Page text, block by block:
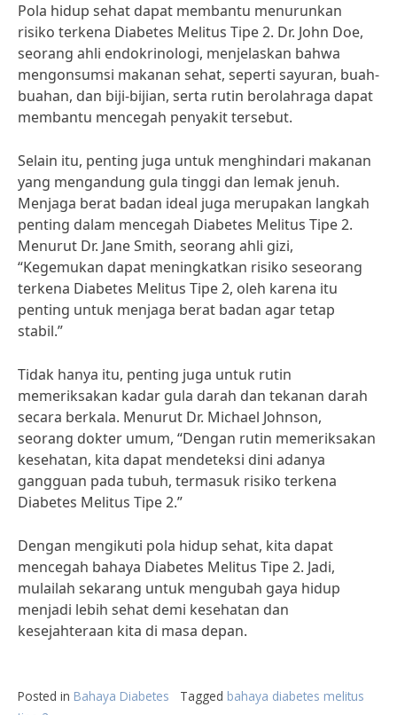
Pola hidup sehat dapat membantu menurunkan
risiko terkena Diabetes Melitus Tipe 2. Dr. John Doe,
seorang ahli endokrinologi, menjelaskan bahwa
mengonsumsi makanan sehat, seperti sayuran, buah-
buahan, dan biji-bijian, serta rutin berolahraga dapat
membantu mencegah penyakit tersebut.
Selain itu, penting juga untuk menghindari makanan
yang mengandung gula tinggi dan lemak jenuh.
Menjaga berat badan ideal juga merupakan langkah
penting dalam mencegah Diabetes Melitus Tipe 2.
Menurut Dr. Jane Smith, seorang ahli gizi,
“Kegemukan dapat meningkatkan risiko seseorang
terkena Diabetes Melitus Tipe 2, oleh karena itu
penting untuk menjaga berat badan agar tetap
stabil.”
Tidak hanya itu, penting juga untuk rutin
memeriksakan kadar gula darah dan tekanan darah
secara berkala. Menurut Dr. Michael Johnson,
seorang dokter umum, “Dengan rutin memeriksakan
kesehatan, kita dapat mendeteksi dini adanya
gangguan pada tubuh, termasuk risiko terkena
Diabetes Melitus Tipe 2.”
Dengan mengikuti pola hidup sehat, kita dapat
mencegah bahaya Diabetes Melitus Tipe 2. Jadi,
mulailah sekarang untuk mengubah gaya hidup
menjadi lebih sehat demi kesehatan dan
kesejahteraan kita di masa depan.
Posted in Bahaya Diabetes Tagged bahaya diabetes melitus